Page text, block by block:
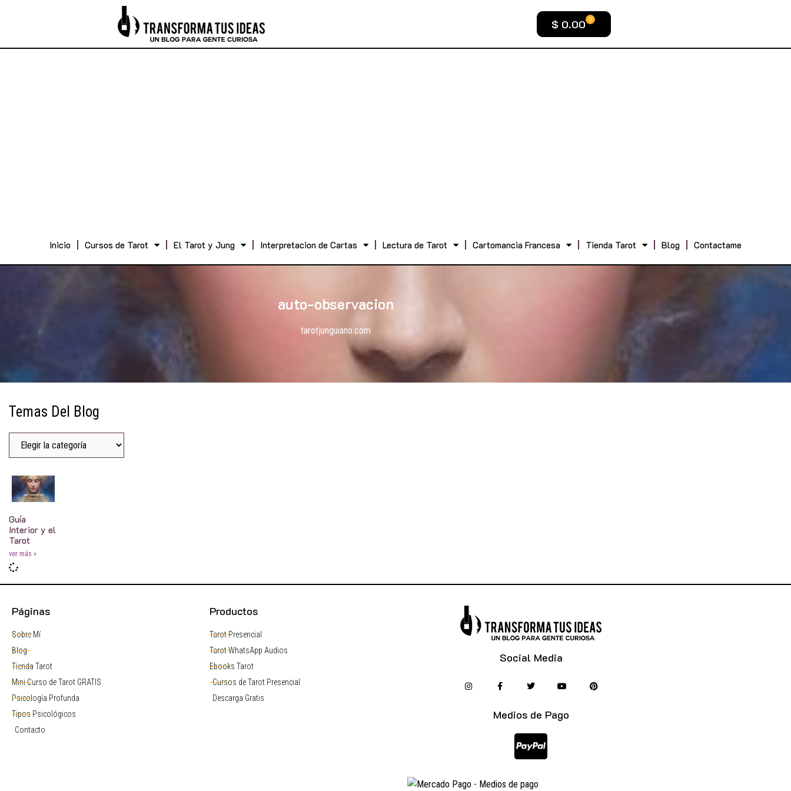
$ 0.00 0
Inicio Cursos de Tarot El Tarot y Jung Interpretacion de Cartas Lectura de Tarot Cartomancia Francesa Tienda Tarot Blog Contactame
auto-observacion
tarotjunguiano.com
Temas Del Blog
Guía
Interior y el
Tarot
ver más »
Páginas
Sobre Mí
Blog
Tienda Tarot
Mini Curso de Tarot GRATIS
Psicología Profunda
Tipos Psicológicos
Contacto
Productos
Tarot Presencial
Tarot WhatsApp Audios
Ebooks Tarot
Cursos de Tarot Presencial
Descarga Gratis
Social Media
Medios de Pago